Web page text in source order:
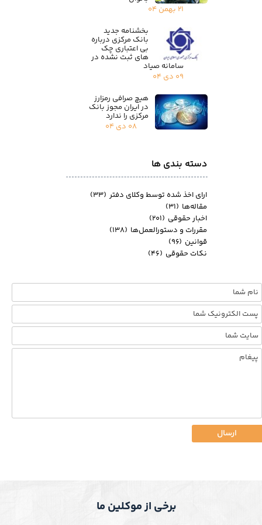
ارسال
دسته بندی ها
۲۱ بهمن ۰۴
بخشنامه جدید
بانک مرکزی درباره
بی اعتباری چک
های ثبت نشده در
سامانه صیاد
۰۹ دی ۰۴
هیچ صرافی رمزارز
در ایران مجوز بانک
مرکزی را ندارد
۰۸ دی ۰۴
ارای اخذ شده توسط وکلای دفتر (۳۳)
مقاله‌ها (۳۱)
اخبار حقوقی (۲۰۱)
مقررات و دستورالعمل‌ها (۱۳۸)
قوانین (۹۶)
نکات حقوقی (۴۶)
برخی از موکلین ما